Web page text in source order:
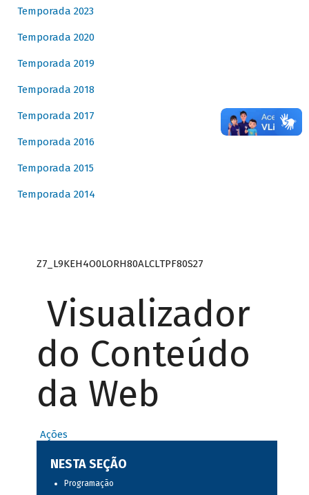
Temporada 2023
Temporada 2020
Temporada 2019
Temporada 2018
Temporada 2017
Temporada 2016
Temporada 2015
Temporada 2014
Z7_L9KEH4O0LORH80ALCLTPF80S27
Visualizador
do Conteúdo
da Web
Ações
NESTA SEÇÃO
Programação